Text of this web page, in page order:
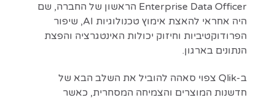
Enterprise Data Officer הראשון של החברה, שם
היה אחראי להאצת אימוץ טכנולוגיות AI, שיפור
הפרודוקטיביות וחיזוק יכולות האינטגרציה והפצת
הנתונים בארגון.
ב-Qlik צפוי סאהה להוביל את השלב הבא של
חדשנות המוצרים והצמיחה המסחרית, כאשר